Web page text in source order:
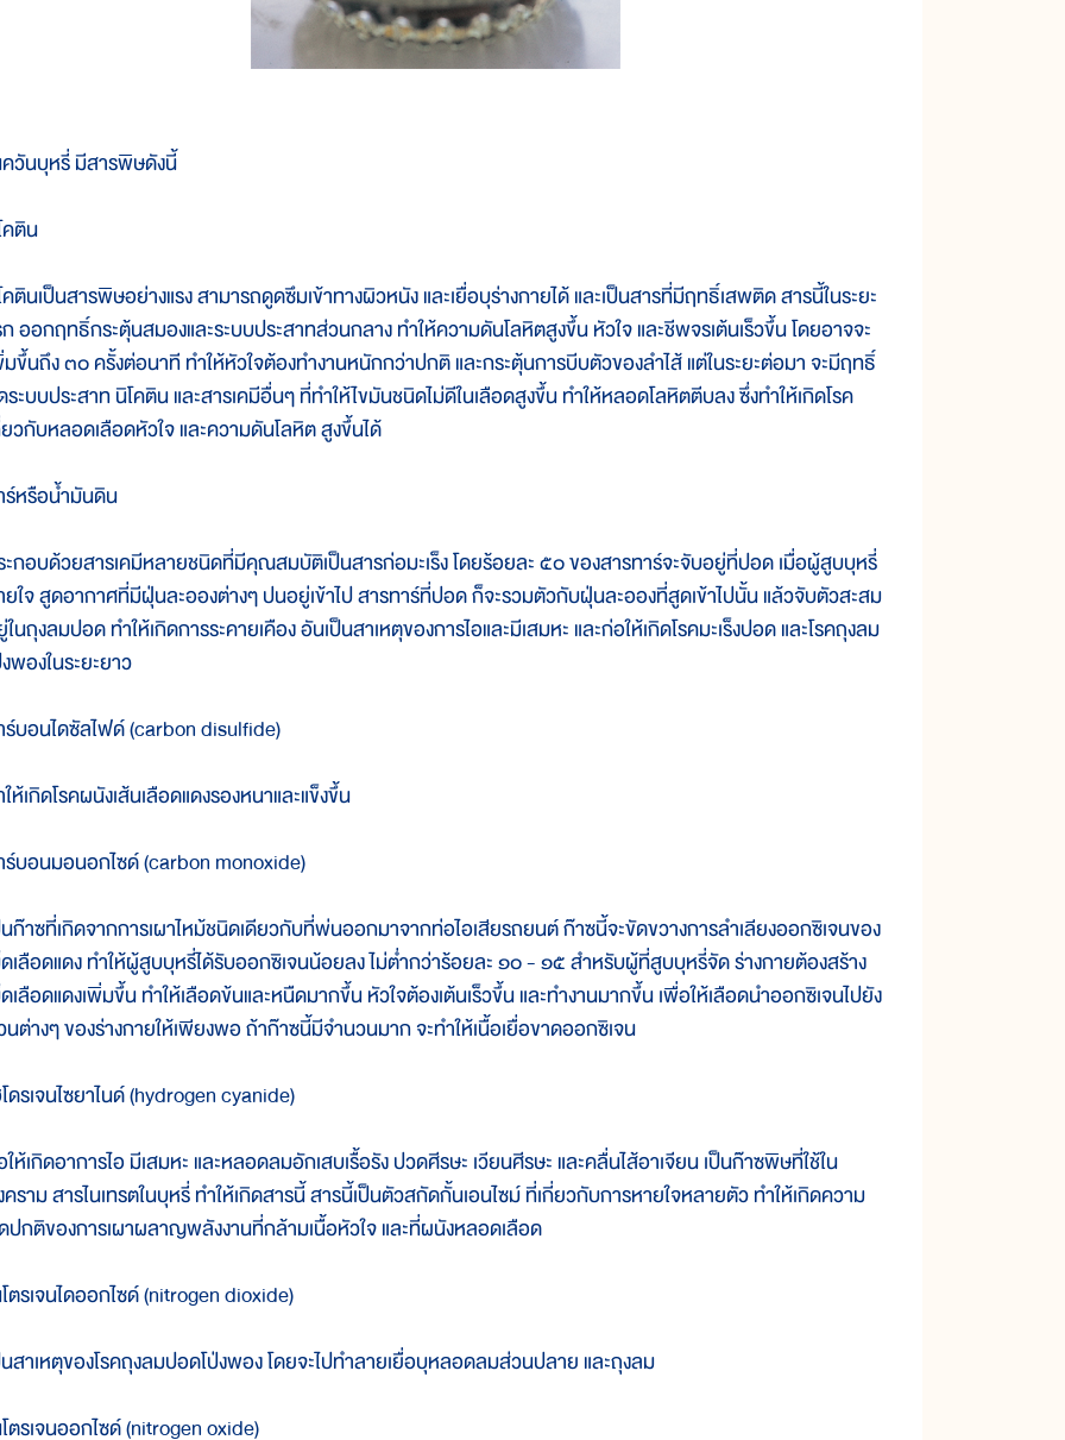
ควันบุหรี่ มีสารพิษดังนี้
ติน
ตินเป็นสารพิษอย่างแรง สามารถดูดซึมเข้าทางผิวหนัง และเยื่อบุร่างกายได้ และเป็นสารที่มีฤทธิ์เสพติด สารนี้ในระยะ
ก ออกฤทธิ์กระตุ้นสมองและระบบประสาทส่วนกลาง ทำให้ความดันโลหิตสูงขึ้น หัวใจ และชีพจรเต้นเร็วขึ้น โดยอาจจะ
มขึ้นถึง ๓๐ ครั้งต่อนาที ทำให้หัวใจต้องทำงานหนักกว่าปกติ และกระตุ้นการบีบตัวของลำไส้ แต่ในระยะต่อมา จะมีฤทธิ์
ะบบประสาท นิโคติน และสารเคมีอื่นๆ ที่ทำให้ไขมันชนิดไม่ดีในเลือดสูงขึ้น ทำให้หลอดโลหิตตีบลง ซึ่งทำให้เกิดโรค
ยวกับหลอดเลือดหัวใจ และความดันโลหิต สูงขึ้นได้
ร์หรือน้ำมันดิน
ะกอบด้วยสารเคมีหลายชนิดที่มีคุณสมบัติเป็นสารก่อมะเร็ง โดยร้อยละ ๕๐ ของสารทาร์จะจับอยู่ที่ปอด เมื่อผู้สูบบุหรี่
ยใจ สูดอากาศที่มีฝุ่นละอองต่างๆ ปนอยู่เข้าไป สารทาร์ที่ปอด ก็จะรวมตัวกับฝุ่นละอองที่สูดเข้าไปนั้น แล้วจับตัวสะสม
นถุงลมปอด ทำให้เกิดการระคายเคือง อันเป็นสาเหตุของการไอและมีเสมหะ และก่อให้เกิดโรคมะเร็งปอด และโรคถุงลม
พองในระยะยาว
ร์บอนไดซัลไฟด์ (carbon disulfide)
ห้เกิดโรคผนังเส้นเลือดแดงรองหนาและแข็งขึ้น
ร์บอนมอนอกไซด์ (carbon monoxide)
นก๊าซที่เกิดจากการเผาไหม้ชนิดเดียวกับที่พ่นออกมาจากท่อไอเสียรถยนต์ ก๊าซนี้จะขัดขวางการลำเลียงออกซิเจนของ
ดเลือดแดง ทำให้ผู้สูบบุหรี่ได้รับออกซิเจนน้อยลง ไม่ต่ำกว่าร้อยละ ๑๐ - ๑๕ สำหรับผู้ที่สูบบุหรี่จัด ร่างกายต้องสร้าง
เลือดแดงเพิ่มขึ้น ทำให้เลือดข้นและหนืดมากขึ้น หัวใจต้องเต้นเร็วขึ้น และทำงานมากขึ้น เพื่อให้เลือดนำออกซิเจนไปยัง
ต่างๆ ของร่างกายให้เพียงพอ ถ้าก๊าซนี้มีจำนวนมาก จะทำให้เนื้อเยื่อขาดออกซิเจน
ดรเจนไซยาไนด์ (hydrogen cyanide)
ห้เกิดอาการไอ มีเสมหะ และหลอดลมอักเสบเรื้อรัง ปวดศีรษะ เวียนศีรษะ และคลื่นไส้อาเจียน เป็นก๊าซพิษที่ใช้ใน
ราม สารไนเทรตในบุหรี่ ทำให้เกิดสารนี้ สารนี้เป็นตัวสกัดกั้นเอนไซม์ ที่เกี่ยวกับการหายใจหลายตัว ทำให้เกิดความ
ปกติของการเผาผลาญพลังงานที่กล้ามเนื้อหัวใจ และที่ผนังหลอดเลือด
ตรเจนไดออกไซด์ (nitrogen dioxide)
นสาเหตุของโรคถุงลมปอดโป่งพอง โดยจะไปทำลายเยื่อบุหลอดลมส่วนปลาย และถุงลม
ตรเจนออกไซด์ (nitrogen oxide)